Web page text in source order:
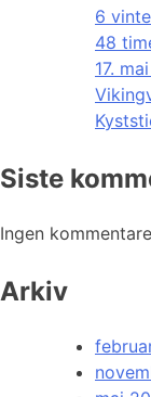
6
48
17.
Siste
Ingen
Arkiv